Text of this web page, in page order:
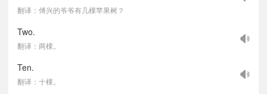
翻译：傅兴的爷爷有几棵苹果树？
Two.
翻译：两棵。
Ten.
翻译：十棵。